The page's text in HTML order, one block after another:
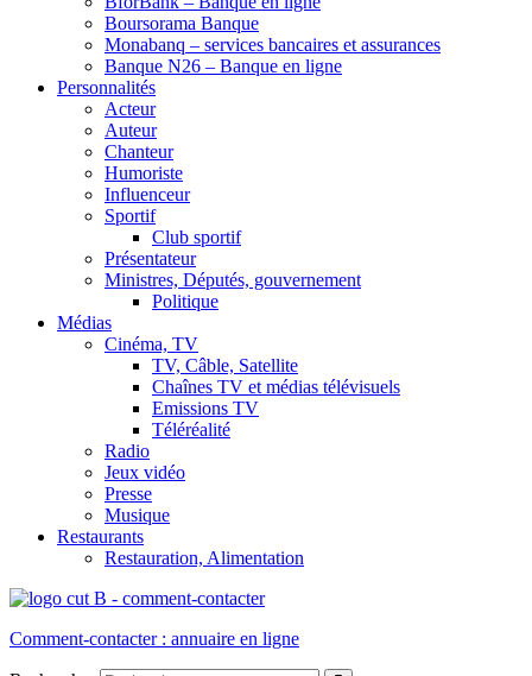
Boursorama Banque
Monabanq – services bancaires et assurances
Banque N26 – Banque en ligne
Personnalités
Acteur
Auteur
Chanteur
Humoriste
Influenceur
Sportif
Club sportif
Présentateur
Ministres, Députés, gouvernement
Politique
Médias
Cinéma, TV
TV, Câble, Satellite
Chaînes TV et médias télévisuels
Emissions TV
Téléréalité
Radio
Jeux vidéo
Presse
Musique
Restaurants
Restauration, Alimentation
Comment-contacter : annuaire en ligne